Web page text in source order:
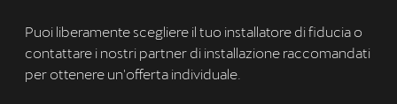
Puoi liberamente scegliere il tuo installatore di fiducia o
contattare i nostri partner di installazione raccomandati
per ottenere un'offerta individuale.